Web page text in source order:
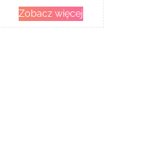
Zobacz więcej